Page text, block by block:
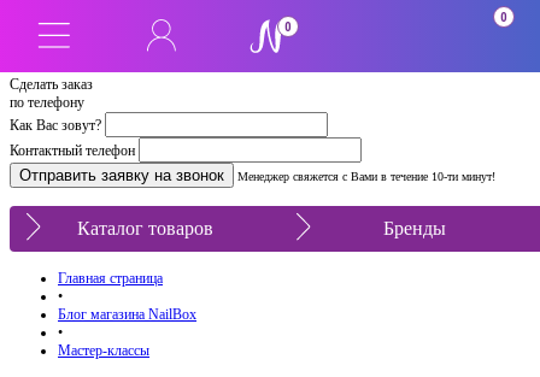
Сделать заказ
по телефону
Как Вас зовут?
Контактный телефон
Менеджер свяжется с Вами в течение 10-ти минут!
0
0
Каталог товаров Бренды
Главная страница
•
Блог магазина NailBox
•
Мастер-классы